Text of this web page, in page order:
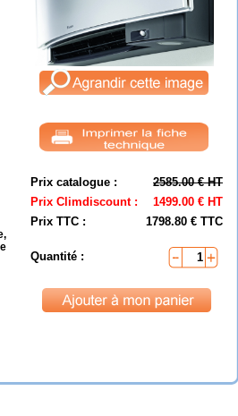
Prix catalogue :
2585.00 € HT
Prix Climdiscount :
1499.00 € HT
Prix TTC :
1798.80 € TTC
Quantité : 1